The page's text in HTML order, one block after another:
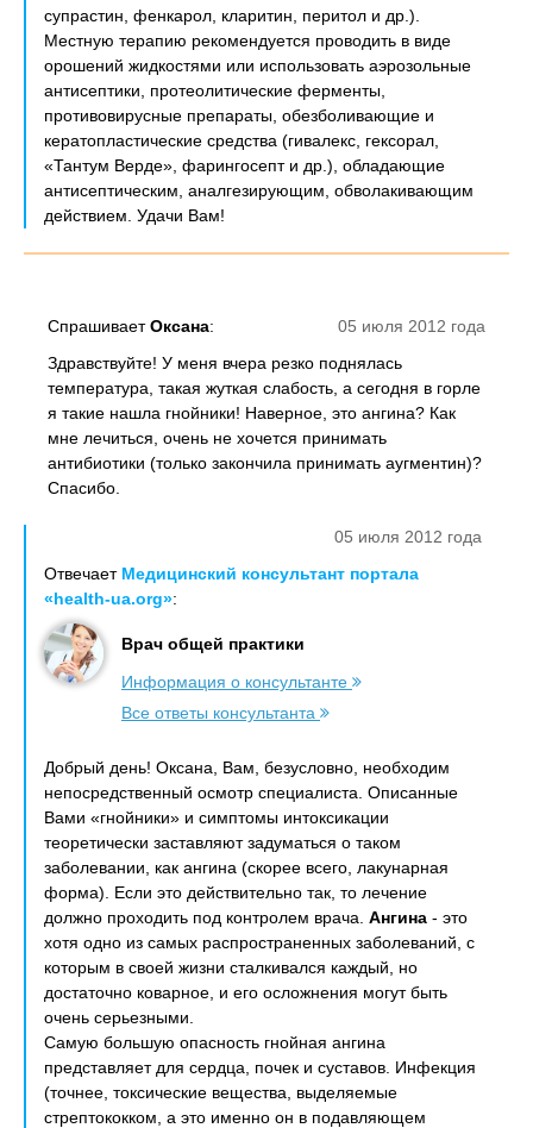
супрастин, фенкарол, кларитин, перитол и др.).
Местную терапию рекомендуется проводить в виде
орошений жидкостями или использовать аэрозольные
антисептики, протеолитические ферменты,
противовирусные препараты, обезболивающие и
кератопластические средства (гивалекс, гексорал,
«Тантум Верде», фарингосепт и др.), обладающие
антисептическим, аналгезирующим, обволакивающим
действием. Удачи Вам!
05 июля 2012 года
СпрашиваетОксана:
Здравствуйте! У меня вчера резко поднялась
температура, такая жуткая слабость, а сегодня в горле
я такие нашла гнойники! Наверное, это ангина? Как
мне лечиться, очень не хочется принимать
антибиотики (только закончила принимать аугментин)?
Спасибо.
05 июля 2012 года
Отвечает Медицинский консультант портала
«health-ua.org»:
Врач общей практики
Информация о консультанте
Все ответы консультанта
Добрый день! Оксана, Вам, безусловно, необходим
непосредственный осмотр специалиста. Описанные
Вами «гнойники» и симптомы интоксикации
теоретически заставляют задуматься о таком
заболевании, как ангина (скорее всего, лакунарная
форма). Если это действительно так, то лечение
должно проходить под контролем врача. Ангина - это
хотя одно из самых распространенных заболеваний, с
которым в своей жизни сталкивался каждый, но
достаточно коварное, и его осложнения могут быть
очень серьезными.
Самую большую опасность гнойная ангина
представляет для сердца, почек и суставов. Инфекция
(точнее, токсические вещества, выделяемые
стрептококком, а это именно он в подавляющем